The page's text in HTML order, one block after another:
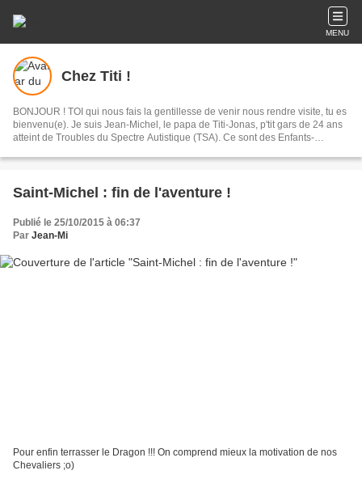
MENU
Chez Titi !
BONJOUR ! TOI qui nous fais la gentillesse de venir nous rendre visite, tu es
bienvenu(e). Je suis Jean-Michel, le papa de Titi-Jonas, p'tit gars de 24 ans
atteint de Troubles du Spectre Autistique (TSA). Ce sont des Enfants-
trop rares instants vous arrivez à partager des moments de Petits
Saint-Michel : fin de l'aventure !
Publié le 25/10/2015 à 06:37
Par Jean-Mi
Pour enfin terrasser le Dragon !!! On comprend mieux la motivation de nos
Chevaliers ;o)